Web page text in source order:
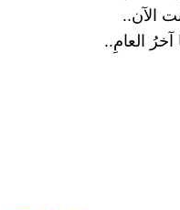
الآن..
آخرُ العامِ..